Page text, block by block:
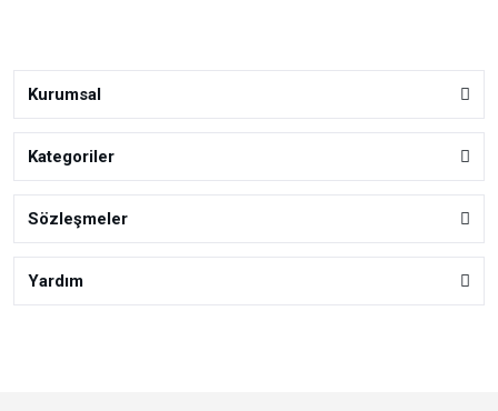
Kurumsal
Kategoriler
Sözleşmeler
Yardım